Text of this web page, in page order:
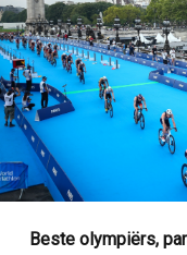
Beste olympiërs,